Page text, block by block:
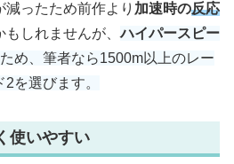
ったため前作より 加速時の反応
もしれませんが、ハイパースピー
ため、筆者なら1500m以上のレー
を選びます。
使いやすい